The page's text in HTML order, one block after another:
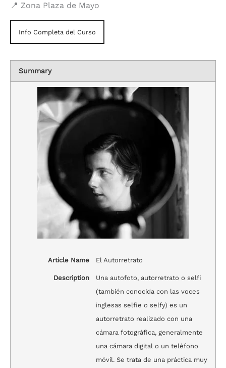
📍 Zona Plaza de Mayo
Info Completa del Curso
Summary
Article Name El Autorretrato
Description
Una autofoto,​ autorretrato o selfi
(también conocida con las voces
inglesas selfie o selfy)​ es un
autorretrato realizado con una
cámara fotográfica, generalmente
una cámara digital o un teléfono
móvil.​ Se trata de una práctica muy